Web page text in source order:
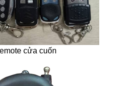
cửa cuốn